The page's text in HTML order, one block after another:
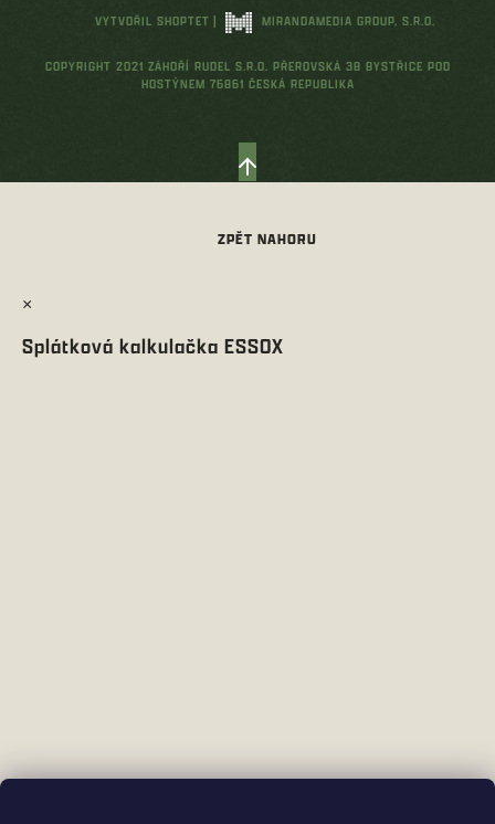
VYTVOŘIL SHOPTET | MIRANDAMEDIA GROUP, S.R.O.
COPYRIGHT 2021 ZÁHOŘÍ RUDEL S.R.O. PŘEROVSKÁ 38 BYSTŘICE POD
HOSTÝNEM 76861 ČESKÁ REPUBLIKA
×
Splátková kalkulačka ESSOX